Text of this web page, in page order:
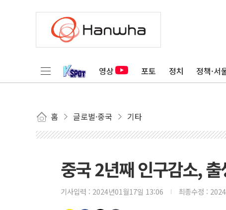
영상 포토 정치 정책·서
홈 글로벌·중국 기타
중국 2년째 인구감소,
기사입력 : 2024년01월17일 13:06 최종수정 :